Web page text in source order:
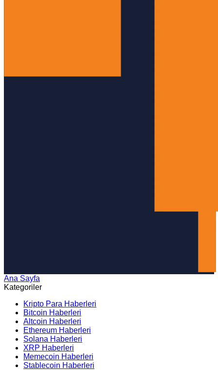
Ana Sayfa
Kategoriler
Kripto Para Haberleri
Bitcoin Haberleri
Altcoin Haberleri
Ethereum Haberleri
Solana Haberleri
XRP Haberleri
Memecoin Haberleri
Stablecoin Haberleri